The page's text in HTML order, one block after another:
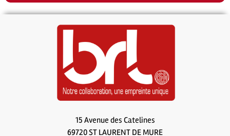
15 Avenue des Catelines
69720 ST LAURENT DE MURE